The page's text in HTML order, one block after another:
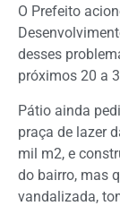
O Prefeito
desses
próximos 20 a
Pátio ainda
praça de lazer
mil m2, e
do bairro, mas
vandalizada,